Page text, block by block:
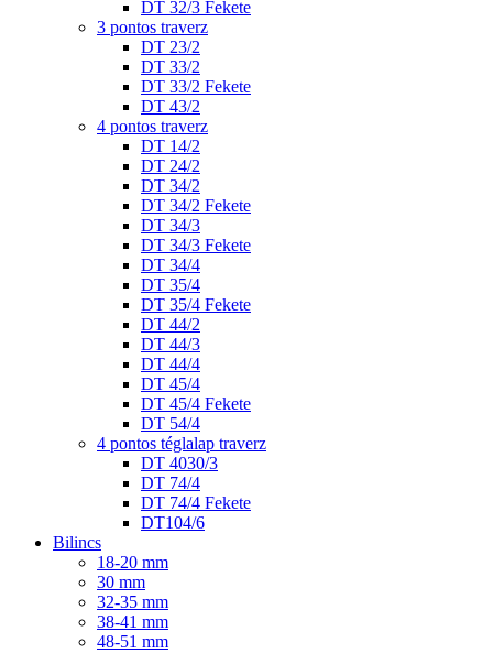
DT 32/3 Fekete
3 pontos traverz
DT 23/2
DT 33/2
DT 33/2 Fekete
DT 43/2
4 pontos traverz
DT 14/2
DT 24/2
DT 34/2
DT 34/2 Fekete
DT 34/3
DT 34/3 Fekete
DT 34/4
DT 35/4
DT 35/4 Fekete
DT 44/2
DT 44/3
DT 44/4
DT 45/4
DT 45/4 Fekete
DT 54/4
4 pontos téglalap traverz
DT 4030/3
DT 74/4
DT 74/4 Fekete
DT104/6
Bilincs
18-20 mm
30 mm
32-35 mm
38-41 mm
48-51 mm